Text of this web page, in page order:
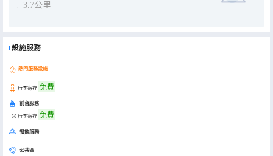
3.7公里
設施服務
熱門服務設施
行李寄存 免費
前台服務
行李寄存 免費
餐飲服務
公共區